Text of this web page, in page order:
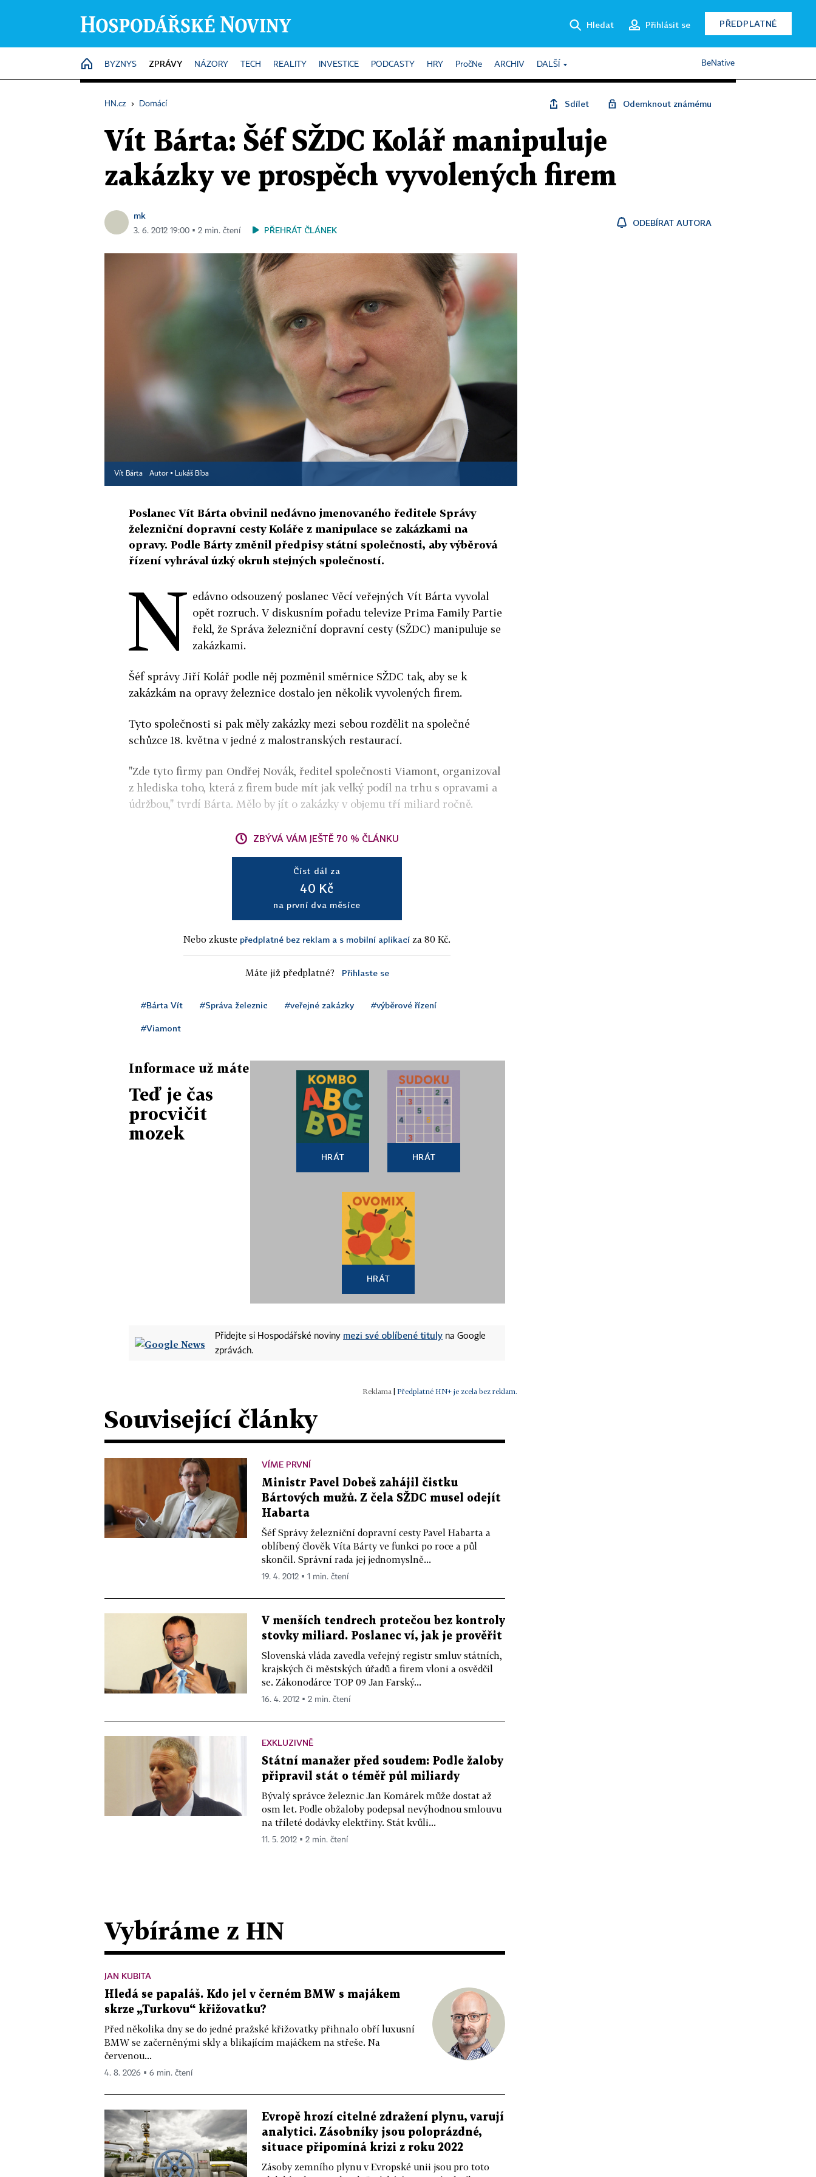
Hledat Přihlásit se PŘEDPLATNÉ
HOME
BYZNYS ZPRÁVY NÁZORY TECH REALITY INVESTICE PODCASTY HRY PročNe ARCHIV DALŠÍ BeNative
HN.cz › Domácí Sdílet Odemknout známému
Vít Bárta: Šéf SŽDC Kolář manipuluje
zakázky ve prospěch vyvolených firem
mk
3. 6. 2012 19:00 ▪ 2 min. čtení PŘEHRÁT ČLÁNEK
ODEBÍRAT AUTORA
Vít Bárta Autor ▪ Lukáš Bíba
Poslanec Vít Bárta obvinil nedávno jmenovaného ředitele Správy
železniční dopravní cesty Koláře z manipulace se zakázkami na
opravy. Podle Bárty změnil předpisy státní společnosti, aby výběrová
řízení vyhrával úzký okruh stejných společností.
N edávno odsouzený poslanec Věcí veřejných Vít Bárta vyvolal
opět rozruch. V diskusním pořadu televize Prima Family Partie
řekl, že Správa železniční dopravní cesty (SŽDC) manipuluje se
zakázkami.
Šéf správy Jiří Kolář podle něj pozměnil směrnice SŽDC tak, aby se k
zakázkám na opravy železnice dostalo jen několik vyvolených firem.
Tyto společnosti si pak měly zakázky mezi sebou rozdělit na společné
schůzce 18. května v jedné z malostranských restaurací.
"Zde tyto firmy pan Ondřej Novák, ředitel společnosti Viamont, organizoval
z hlediska toho, která z firem bude mít jak velký podíl na trhu s opravami a
údržbou," tvrdí Bárta. Mělo by jít o zakázky v objemu tří miliard ročně.
ZBÝVÁ VÁM JEŠTĚ 70 % ČLÁNKU
Číst dál za
40 Kč
na první dva měsíce
Nebo zkuste předplatné bez reklam a s mobilní aplikací za 80 Kč.
Máte již předplatné? Přihlaste se
#Bárta Vít #Správa železnic #veřejné zakázky #výběrové řízení
#Viamont
Informace už máte
Teď je čas
procvičit
mozek
HRÁT HRÁT
HRÁT
Přidejte si Hospodářské noviny mezi své oblíbené tituly na Google
zprávách.
| Předplatné HN+ je zcela bez reklam.
Související články
VÍME PRVNÍ
Ministr Pavel Dobeš zahájil čistku
Bártových mužů. Z čela SŽDC musel odejít
Habarta
Šéf Správy železniční dopravní cesty Pavel Habarta a
oblíbený člověk Víta Bárty ve funkci po roce a půl
skončil. Správní rada jej jednomyslně...
19. 4. 2012 ▪ 1 min. čtení
V menších tendrech protečou bez kontroly
stovky miliard. Poslanec ví, jak je prověřit
Slovenská vláda zavedla veřejný registr smluv státních,
krajských či městských úřadů a firem vloni a osvědčil
se. Zákonodárce TOP 09 Jan Farský...
16. 4. 2012 ▪ 2 min. čtení
EXKLUZIVNĚ
Státní manažer před soudem: Podle žaloby
připravil stát o téměř půl miliardy
Bývalý správce železnic Jan Komárek může dostat až
osm let. Podle obžaloby podepsal nevýhodnou smlouvu
na tříleté dodávky elektřiny. Stát kvůli...
11. 5. 2012 ▪ 2 min. čtení
Vybíráme z HN
JAN KUBITA
Hledá se papaláš. Kdo jel v černém BMW s majákem
skrze „Turkovu“ křižovatku?
Před několika dny se do jedné pražské křižovatky přihnalo obří luxusní
BMW se začerněnými skly a blikajícím majáčkem na střeše. Na
červenou...
4. 8. 2026 ▪ 6 min. čtení
Evropě hrozí citelné zdražení plynu, varují
analytici. Zásobníky jsou poloprázdné,
situace připomíná krizi z roku 2022
Zásoby zemního plynu v Evropské unii jsou pro toto